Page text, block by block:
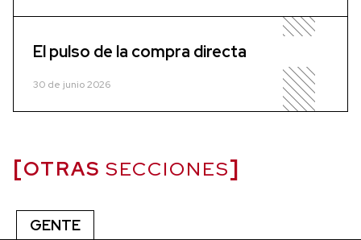
El pulso de la compra directa
30 de junio 2026
OTRAS SECCIONES
GENTE